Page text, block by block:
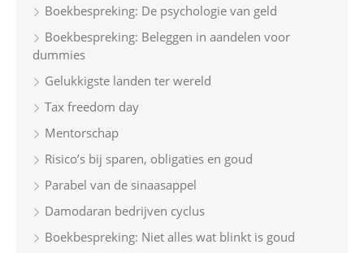
f
o
r
:
Boekbespreking: De psychologie van geld
Boekbespreking: Beleggen in aandelen voor
dummies
Gelukkigste landen ter wereld
Tax freedom day
Mentorschap
Risico’s bij sparen, obligaties en goud
Parabel van de sinaasappel
Damodaran bedrijven cyclus
Boekbespreking: Niet alles wat blinkt is goud